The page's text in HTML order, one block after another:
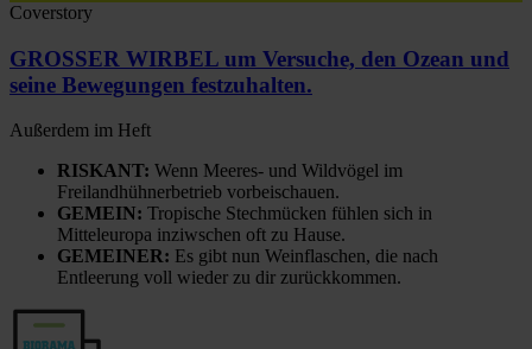
Coverstory
GROSSER WIRBEL um Versuche, den Ozean und
seine Bewegungen festzuhalten.
Außerdem im Heft
RISKANT: Wenn Meeres- und Wildvögel im
Freilandhühnerbetrieb vorbeischauen.
GEMEIN: Tropische Stechmücken fühlen sich in
Mitteleuropa inziwschen oft zu Hause.
GEMEINER: Es gibt nun Weinflaschen, die nach
Entleerung voll wieder zu dir zurückkommen.